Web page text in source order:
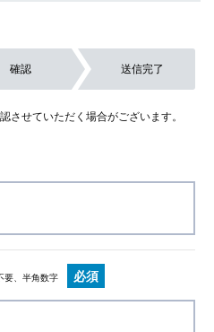
に手続きを進めます。
整っていない案件。
確認 送信完了
させていただく場合がございます。
要、半角数字 必須